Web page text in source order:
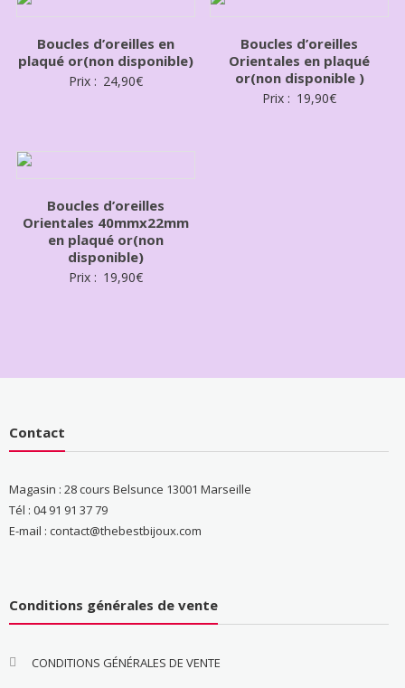
Boucles d’oreilles en
plaqué or(non disponible)
Prix : 24,90€
Boucles d’oreilles
Orientales en plaqué
or(non disponible )
Prix : 19,90€
Boucles d’oreilles
Orientales 40mmx22mm
en plaqué or(non
disponible)
Prix : 19,90€
Contact
Magasin : 28 cours Belsunce 13001 Marseille
Tél : 04 91 91 37 79
E-mail : contact@thebestbijoux.com
Conditions générales de vente
CONDITIONS GÉNÉRALES DE VENTE